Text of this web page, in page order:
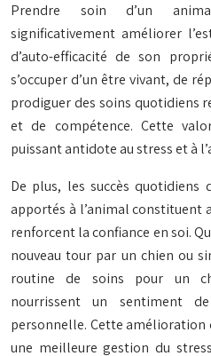
Prendre soin d’un
significativement améliorer
d’auto-efficacité de son
s’occuper d’un être vivant, de
prodiguer des soins quotidiens
et de compétence. Cette
puissant antidote au stress et à
De plus, les succès quotidiens
apportés à l’animal constituent
renforcent la confiance en soi.
nouveau tour par un chien ou
routine de soins pour un
nourrissent un sentiment
personnelle. Cette amélioration
une meilleure gestion du